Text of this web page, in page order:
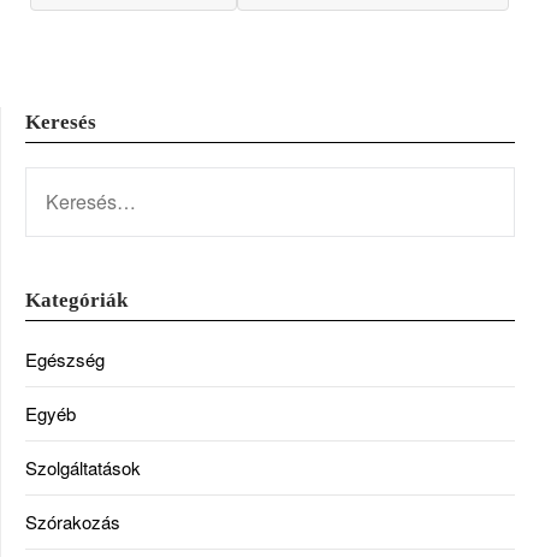
Keresés
Kategóriák
Egészség
Egyéb
Szolgáltatások
Szórakozás